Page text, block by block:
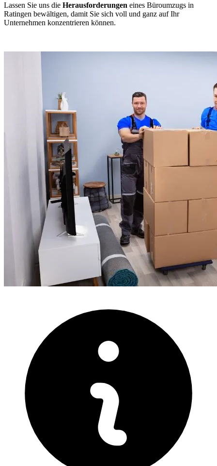
Lassen Sie uns die Herausforderungen eines Büroumzugs in
Ratingen bewältigen, damit Sie sich voll und ganz auf Ihr
Unternehmen konzentrieren können.